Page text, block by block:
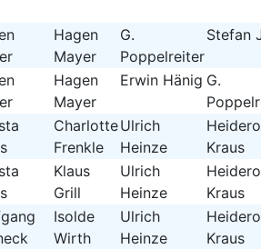
Hagen
Mayer
G.
Poppelreiter
Stefan
Hagen
Mayer
Erwin Hänig G.
Charlotte
Frenkle
Ulrich
Heinze
Kraus
Klaus
Grill
Ulrich
Heinze
Kraus
Isolde
Wirth
Ulrich
Heinze
Kraus